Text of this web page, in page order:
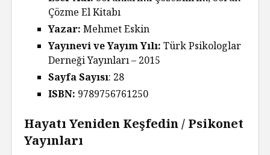
Çözme El Kitabı
Yazar: Mehmet Eskin
Yayınevi ve Yayım Yılı: Türk Psikologlar
Derneği Yayınları – 2015
Sayfa Sayısı: 28
ISBN: 9789756761250
Hayatı Yeniden Keşfedin / Psikonet
Yayınları